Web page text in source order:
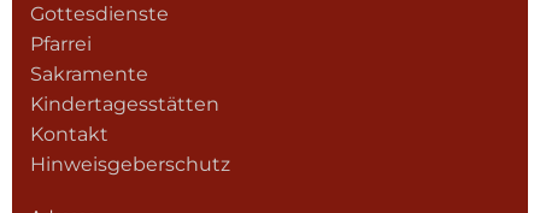
Gottesdienste
Pfarrei
Sakramente
Kindertagesstätten
Kontakt
Hinweisgeberschutz